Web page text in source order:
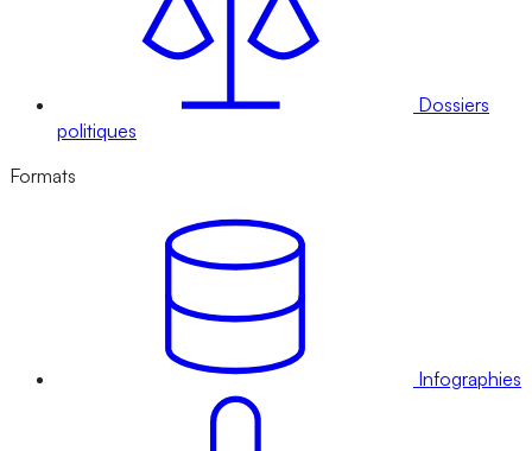
Dossiers
politiques
Formats
Infographies